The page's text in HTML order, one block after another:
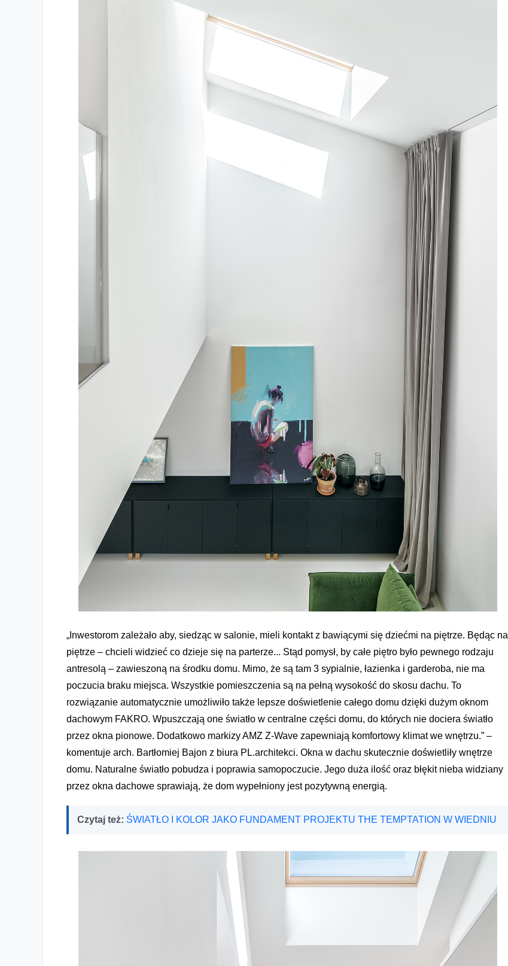
„Inwestorom zależało aby, siedząc w salonie, mieli kontakt z bawiącymi się dziećmi na piętrze. Będąc na
piętrze – chcieli widzieć co dzieje się na parterze... Stąd pomysł, by całe piętro było pewnego rodzaju
antresolą – zawieszoną na środku domu. Mimo, że są tam 3 sypialnie, łazienka i garderoba, nie ma
poczucia braku miejsca. Wszystkie pomieszczenia są na pełną wysokość do skosu dachu. To
rozwiązanie automatycznie umożliwiło także lepsze doświetlenie całego domu dzięki dużym oknom
dachowym FAKRO. Wpuszczają one światło w centralne części domu, do których nie dociera światło
przez okna pionowe. Dodatkowo markizy AMZ Z-Wave zapewniają komfortowy klimat we wnętrzu.” –
komentuje arch. Bartłomiej Bajon z biura PL.architekci. Okna w dachu skutecznie doświetliły wnętrze
domu. Naturalne światło pobudza i poprawia samopoczucie. Jego duża ilość oraz błękit nieba widziany
przez okna dachowe sprawiają, że dom wypełniony jest pozytywną energią.
Czytaj też: ŚWIATŁO I KOLOR JAKO FUNDAMENT PROJEKTU THE TEMPTATION W WIEDNIU